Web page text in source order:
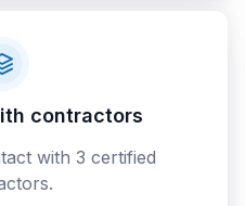
contractors
with 3 certified